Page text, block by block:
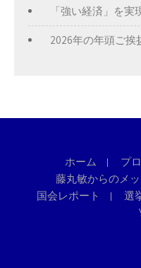
「強い経済」を
2026年の年頭ご挨
ホーム プ
藤丸敏からのメ
国会レポート
選